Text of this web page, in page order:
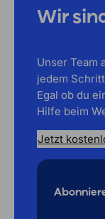
Wir
Unser Team
jedem
Egal ob du
Hilfe beim
Jetzt